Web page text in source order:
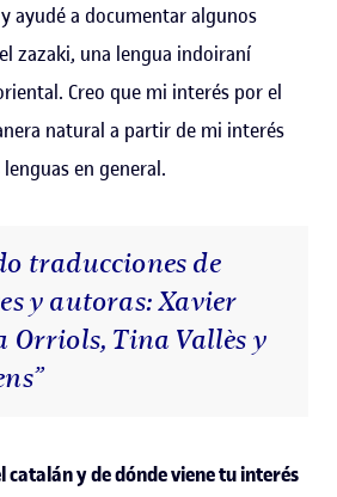
ayudé a documentar algunos
zazaki, una lengua indoiraní
Creo que mi interés por el
natural a partir de mi interés
en general.
traducciones de
y autoras: Xavier
Orriols, Tina Vallès y
catalán y de dónde viene tu interés